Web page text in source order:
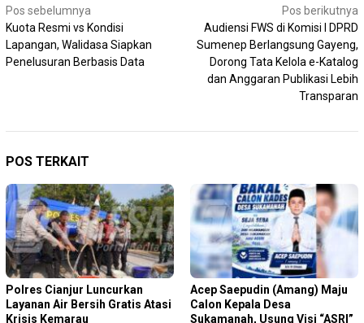
Navigasi
pos
Pos sebelumnya
Kuota Resmi vs Kondisi
Lapangan, Walidasa Siapkan
Penelusuran Berbasis Data
Pos berikutnya
Audiensi FWS di Komisi I DPRD
Sumenep Berlangsung Gayeng,
Dorong Tata Kelola e-Katalog
dan Anggaran Publikasi Lebih
Transparan
POS TERKAIT
Polres Cianjur Luncurkan
Layanan Air Bersih Gratis Atasi
Krisis Kemarau
Acep Saepudin (Amang) Maju
Calon Kepala Desa
Sukamanah, Usung Visi “ASRI”